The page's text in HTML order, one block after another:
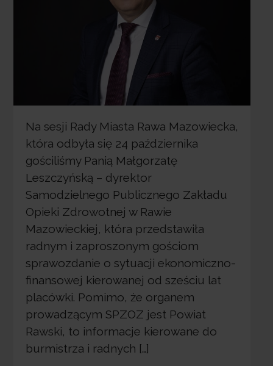
Na sesji Rady Miasta Rawa Mazowiecka,
która odbyła się 24 października
gościliśmy Panią Małgorzatę
Leszczyńską – dyrektor
Samodzielnego Publicznego Zakładu
Opieki Zdrowotnej w Rawie
Mazowieckiej, która przedstawiła
radnym i zaproszonym gościom
sprawozdanie o sytuacji ekonomiczno-
finansowej kierowanej od sześciu lat
placówki. Pomimo, że organem
prowadzącym SPZOZ jest Powiat
Rawski, to informacje kierowane do
burmistrza i radnych […]